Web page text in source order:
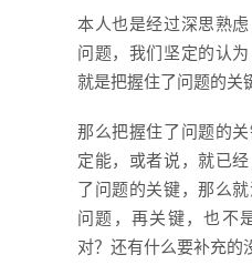
本人也是经过深思熟
问题，我们坚定的认
就是把握住了问题的关
那么把握住了问题的
定能，或者说，就已
了问题的关键，那么
问题，再关键，也不
对？还有什么要补充的